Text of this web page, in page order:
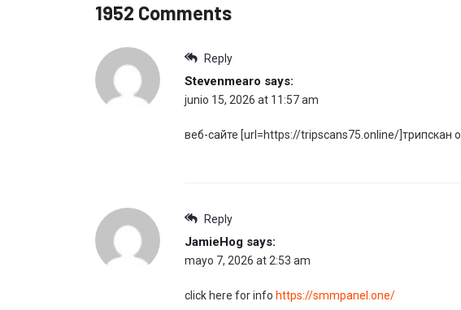
1952 Comments
Reply
Stevenmearo says:
junio 15, 2026 at 11:57 am
веб-сайте [url=https://tripscans75.online/]трипскан
Reply
JamieHog says:
mayo 7, 2026 at 2:53 am
click here for info https://smmpanel.one/